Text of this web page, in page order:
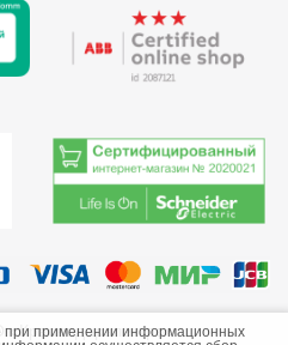
применении информационных